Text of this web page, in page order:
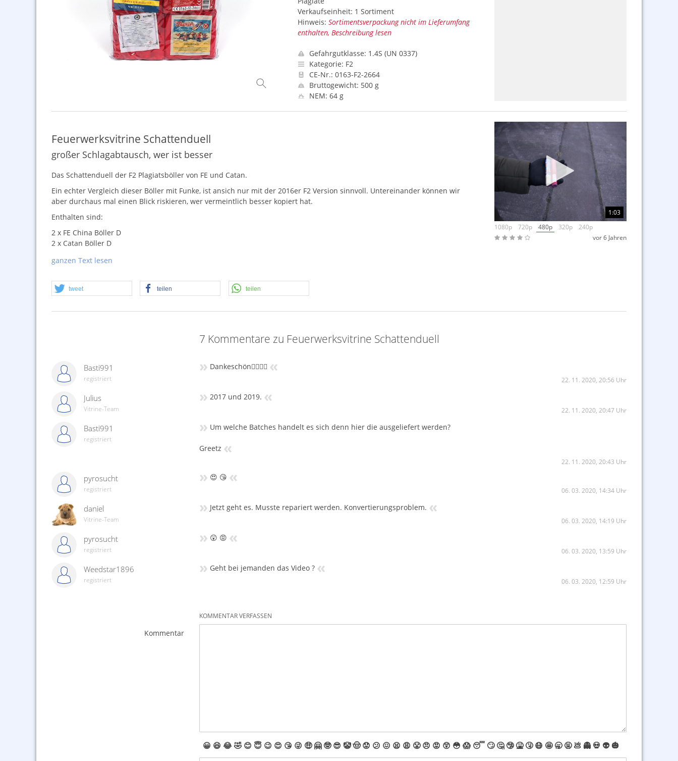
Verkaufseinheit: 1 Sortiment
Hinweis: Sortimentsverpackung nicht im Lieferumfang
enthalten, Beschreibung lesen
Gefahrgutklasse: 1.4S (UN 0337)
Kategorie: F2
CE-Nr.: 0163-F2-2664
Bruttogewicht: 500 g
NEM: 64 g
Feuerwerksvitrine Schattenduell
großer Schlagabtausch, wer ist besser
Das Schattenduell der F2 Plagiatsböller von FE und Catan.
Ein echter Vergleich dieser Böller mit Funke, ist ansich nur mit der 2016er F2 Version sinnvoll. Untereinander können wir
aber durchaus mal einen Blick riskieren, wer vermeintlich besser kopiert hat.
Enthalten sind:
2 x FE China Böller D
2 x Catan Böller D
Achtung, anzumerken sei, dass der Lieferumfang ausschließlich die Päckchen umfasst. Der schöne Beutel ist in diesem Fall
Einsparmaßnahme zu entschuldigen, aber es gibt aktuell ein Engpass bei den Sortimentstüten.
ganzen Text lesen
tweet teilen teilen
1:03
1080p
720p 480p 320p
240p
vor 6 Jahren
7 Kommentare zu Feuerwerksvitrine Schattenduell
Basti991
registriert
» Dankeschön✌🏻👍🏼 «
22. 11. 2020, 20:56 Uhr
Julius
Vitrine-Team
» 2017 und 2019. «
22. 11. 2020, 20:47 Uhr
Basti991
registriert
» Um welche Batches handelt es sich denn hier die ausgeliefert werden?
Greetz «
22. 11. 2020, 20:43 Uhr
pyrosucht
registriert
» 😍 😘 «
06. 03. 2020, 14:34 Uhr
daniel
Vitrine-Team
» Jetzt geht es. Musste repariert werden. Konvertierungsproblem. «
06. 03. 2020, 14:19 Uhr
pyrosucht
registriert
» 😲 😡 «
06. 03. 2020, 13:59 Uhr
Weedstar1896
registriert
» Geht bei jemanden das Video ? «
06. 03. 2020, 12:59 Uhr
KOMMENTAR VERFASSEN
Kommentar
😀 😆 😂🤣 😊 😇 😉 😍 😘 😜 🤑 🤗 🤓 😎 🤡🤠 😟 😕 😖 😫 😩 😤 😠 😡 😲 😳 😱 😴 🙄 🤔 🤥 🤮 🤧 😷 🤩 🥱 🤬 💩 👻 💀 👽 🎃